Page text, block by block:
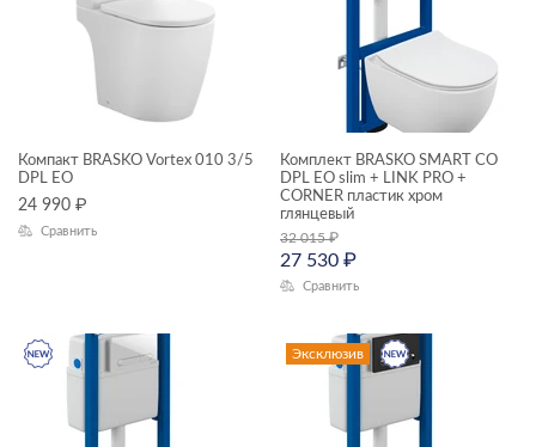
душевое оборудование
инсталляции и комплекты
Комплекты смесителей
смесители
унитазы подвесные
унитазы-компакты
Компакт BRASKO Vortex 010 3/5
DPL EO
24 990 ₽
Сравнить
Комплект BRASKO SMART CO
DPL EO slim + LINK PRO +
CORNER пластик хром
глянцевый
32 015₽
27 530 ₽
Сравнить
Эксклюзив